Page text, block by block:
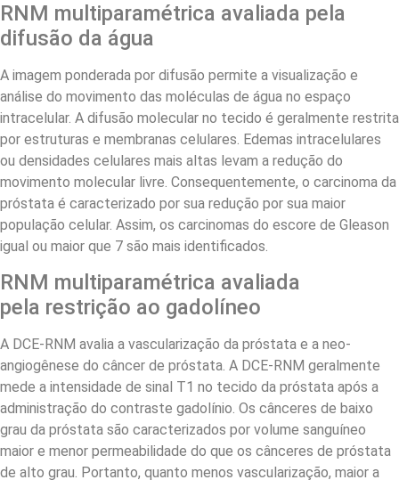
RNM multiparamétrica avaliada pela
difusão da água
A imagem ponderada por difusão permite a visualização e
análise do movimento das moléculas de água no espaço
intracelular. A difusão molecular no tecido é geralmente restrita
por estruturas e membranas celulares. Edemas intracelulares
ou densidades celulares mais altas levam a redução do
movimento molecular livre. Consequentemente, o carcinoma da
próstata é caracterizado por sua redução por sua maior
população celular. Assim, os carcinomas do escore de Gleason
igual ou maior que 7 são mais identificados.
RNM multiparamétrica avaliada
pela restrição ao gadolíneo
A DCE-RNM avalia a vascularização da próstata e a neo-
angiogênese do câncer de próstata. A DCE-RNM geralmente
mede a intensidade de sinal T1 no tecido da próstata após a
administração do contraste gadolínio. Os cânceres de baixo
grau da próstata são caracterizados por volume sanguíneo
maior e menor permeabilidade do que os cânceres de próstata
de alto grau. Portanto, quanto menos vascularização, maior a